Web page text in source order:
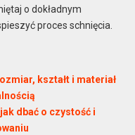
o dokładnym
proces schnięcia.
kształt i materiał
dbać o czystość i